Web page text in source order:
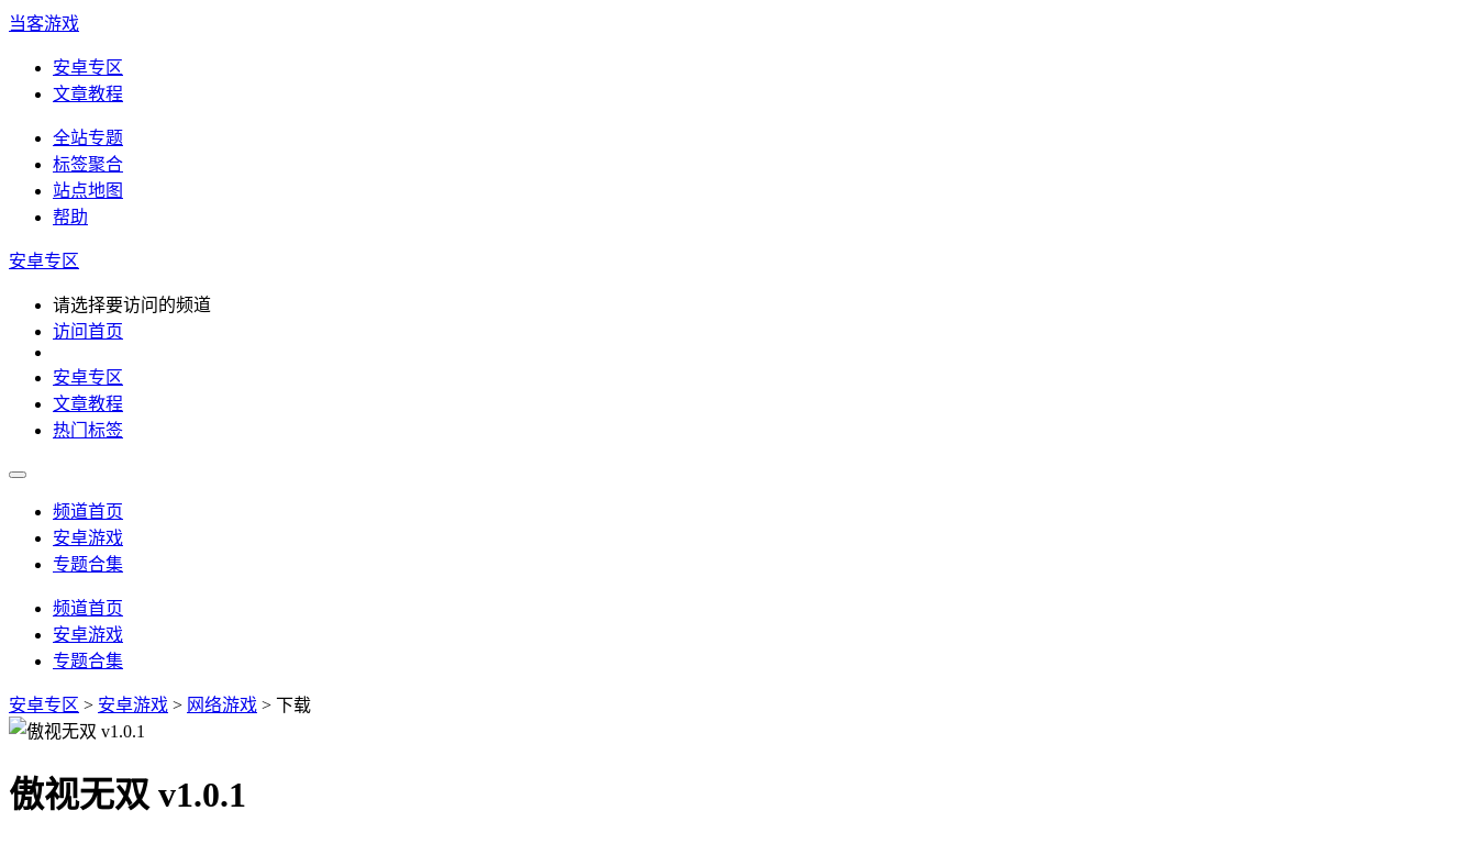
当客游戏
安卓专区
文章教程
全站专题
标签聚合
站点地图
帮助
安卓专区
请选择要访问的频道
访问首页
安卓专区
文章教程
热门标签
频道首页
安卓游戏
专题合集
频道首页
安卓游戏
专题合集
安卓专区 > 安卓游戏 > 网络游戏 > 下载
傲视无双 v1.0.1